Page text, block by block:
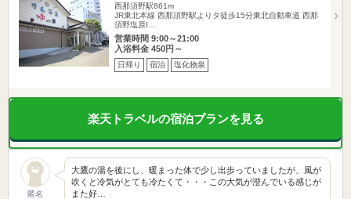
西那須野駅861m
JR東北本線 西那須野駅よりタ徒歩15分東北自動車道 西那
須野塩原I…
営業時間 9:00～21:00
入浴料金 450円～
日帰り 宿泊 塩化物泉
楽天トラベルの宿泊プランを見る
匿名
大鷹の湯を後にし、暖まった体で少し出歩っていましたが、風が
吹くと冷気がとても冷たくて・・・この大気が澄んでいる感じが
また好…